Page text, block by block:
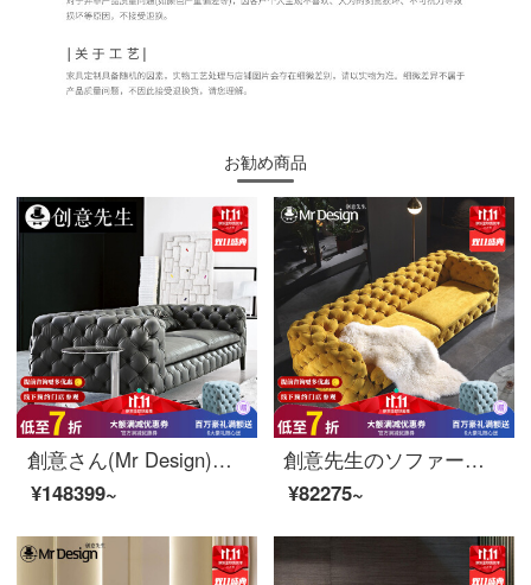
お勧め商品
創意さん(Mr Design)本革ソファイタリア風真皮ソファセット123小型持ち家型個性皮芸ソファオフィスソファイタリア輸入ヘッド層真皮4人位262*102*70 CM
¥148399~
創意先生のソファー布芸ソファーイタリア式の軽い贅沢な研磨砂の綿布三人のソファーは銅の足を引っ張ってから、現代客間ソファー事務所のソファーの見本室にオーダーメイドして輸入したすり毛の布を引き延ばして黄銅の足を引き延ばします。
¥82275~